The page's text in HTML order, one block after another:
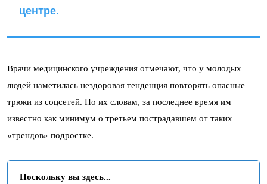
центре.
Врачи медицинского учреждения отмечают, что у молодых
людей наметилась нездоровая тенденция повторять опасные
трюки из соцсетей. По их словам, за последнее время им
известно как минимум о третьем пострадавшем от таких
«трендов» подростке.
Поскольку вы здесь...